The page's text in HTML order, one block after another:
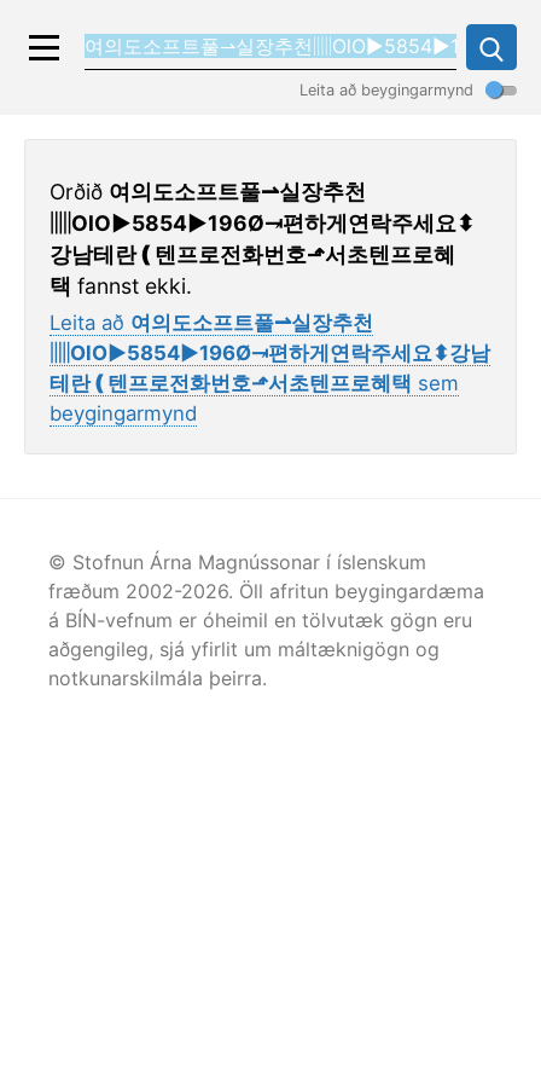
Leita að beygingarmynd
Orðið 여의도소프트풀⇀실장추천
▥OlO▶5854▶196Ø⥗편하게연락주세요⬍
강남테란❪텐프로전화번호⬏서초텐프로혜
택 fannst ekki.
Leita að 여의도소프트풀⇀실장추천
▥OlO▶5854▶196Ø⥗편하게연락주세요⬍강남
테란❪텐프로전화번호⬏서초텐프로혜택 sem
beygingarmynd
© Stofnun Árna Magnússonar í íslenskum
fræðum 2002-2026. Öll afritun beygingardæma
á BÍN-vefnum er óheimil en tölvutæk gögn eru
aðgengileg, sjá yfirlit um máltæknigögn og
notkunarskilmála þeirra.